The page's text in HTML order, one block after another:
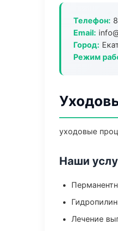
Телефон:
Email:
Город:
Режим
уходовые
Наши
Лечение